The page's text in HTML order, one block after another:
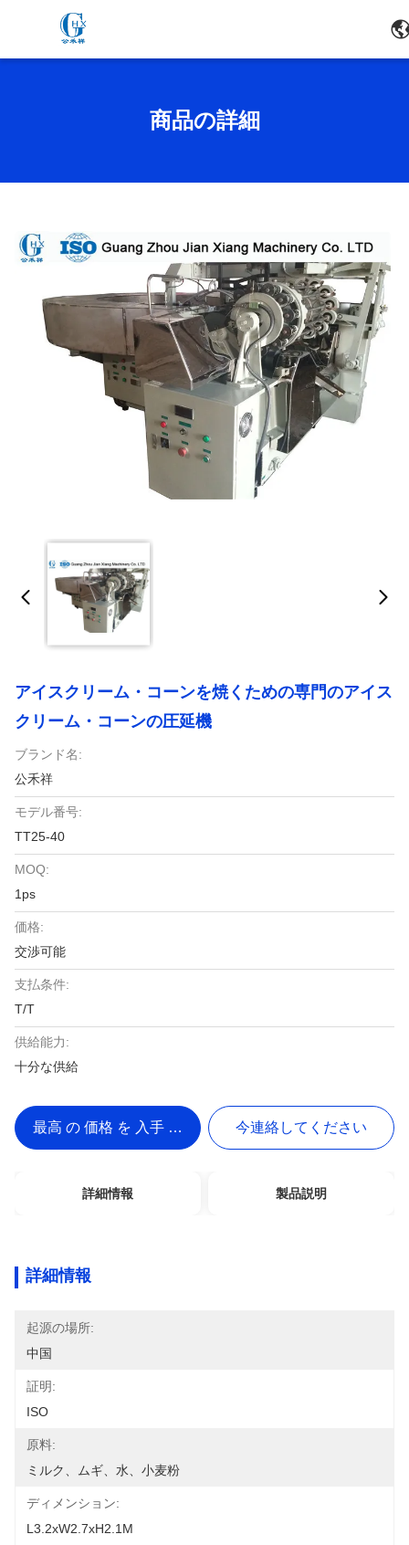
商品の詳細
アイスクリーム・コーンを焼くための専門のアイス
クリーム・コーンの圧延機
ブランド名:
公禾祥
モデル番号:
TT25-40
MOQ:
1ps
価格:
交渉可能
支払条件:
T/T
供給能力:
十分な供給
最高 の 価格 を 入手 する 今連絡してください
詳細情報 製品説明
詳細情報
起源の場所:
中国
証明:
ISO
原料:
ミルク、ムギ、水、小麦粉
ディメンション:
L3.2xW2.7xH2.1M